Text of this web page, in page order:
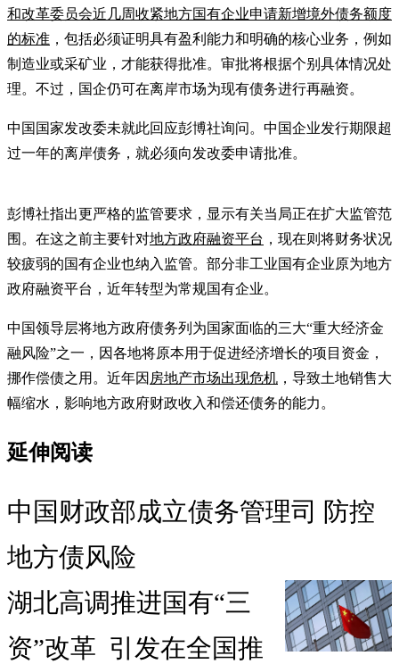
和改革委员会近几周收紧地方国有企业申请新增境外债务额度
的标准 ，包括必须证明具有盈利能力和明确的核心业务，例如
制造业或采矿业，才能获得批准。审批将根据个别具体情况处
理。不过，国企仍可在离岸市场为现有债务进行再融资。
中国国家发改委未就此回应彭博社询问。中国企业发行期限超
过一年的离岸债务，就必须向发改委申请批准。
彭博社指出更严格的监管要求，显示有关当局正在扩大监管范
围。在这之前主要针对地方政府融资平台 ，现在则将财务状况
较疲弱的国有企业也纳入监管。部分非工业国有企业原为地方
政府融资平台，近年转型为常规国有企业。
中国领导层将地方政府债务列为国家面临的三大“重大经济金
融风险”之一，因各地将原本用于促进经济增长的项目资金，
挪作偿债之用。近年因 房地产市场出现危机 ，导致土地销售大
幅缩水，影响地方政府财政收入和偿还债务的能力。
延伸阅读
中国财政部成立债务管理司 防控
地方债风险
湖北高调推进国有“三
资”改革 引发在全国推